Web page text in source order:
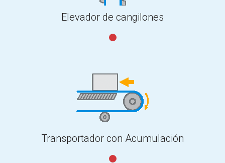
Elevador de cangilones
Transportador con Acumulación